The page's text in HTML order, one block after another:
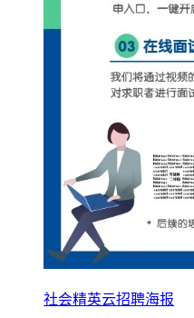
社会精英云招聘海报